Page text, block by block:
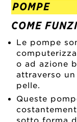
POMPE
COME
Le pompe
o ad azione
attraverso
pelle.
Queste